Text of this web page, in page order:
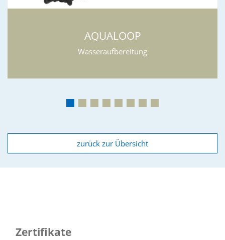
AQUALOOP
Wasseraufbereitung
zurück zur Übersicht
Zertifikate